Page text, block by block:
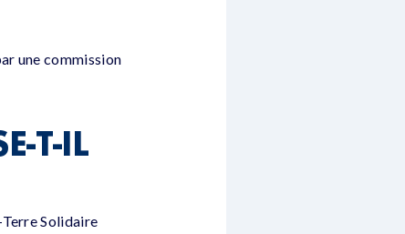
une commission
T-IL
Solidaire